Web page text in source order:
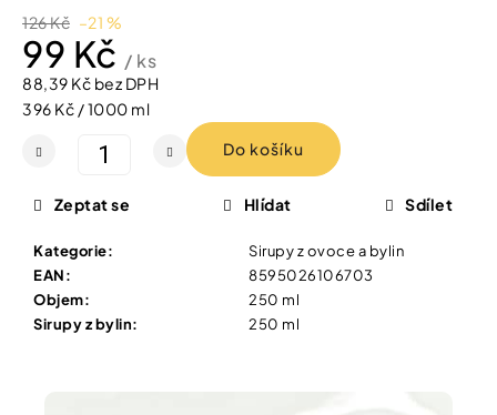
Vánoce
Dárkové
poukazy
(CZK)
Přihlášení
126 Kč –21 %
99 Kč / ks
88,39 Kč bez DPH
Měrná
396 Kč / 1000 ml
Do košíku
Kategorie:
Sirupy z ovoce a bylin
EAN:
8595026106703
Objem:
250 ml
Sirupy z bylin: 250 ml
Zeptat se Hlídat Sdílet
STŘÍBREM
100
G
174
Kč